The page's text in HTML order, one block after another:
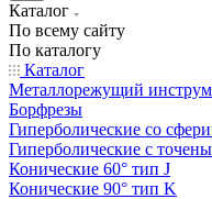
Каталог
По всему сайту
По каталогу
Каталог
Металлорежущий
Борфрезы
Гиперболические cо
Гиперболические с
Конические 60° тип J
Конические 90° тип K